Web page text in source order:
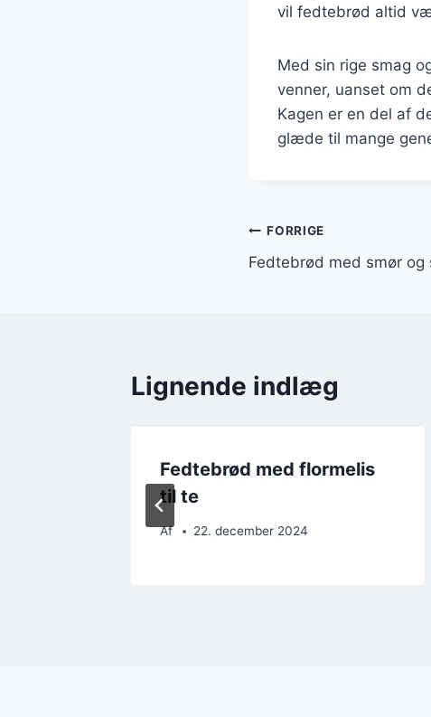
vil fedtebrød altid
Med sin rige smag
venner, uanset om
Kagen er en del af
glæde til mange
FORRIGE
Fedtebrød med smør og
Lignende indlæg
Fedtebrød med flormelis
til te
Af 22. december 2024